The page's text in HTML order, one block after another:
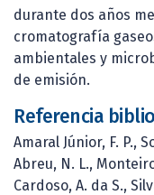
durante dos años
cromatografía
ambientales y
de emisión.
Referencia
Amaral Júnior, F. P.,
Abreu, N. L.,
Cardoso, A. da S.,